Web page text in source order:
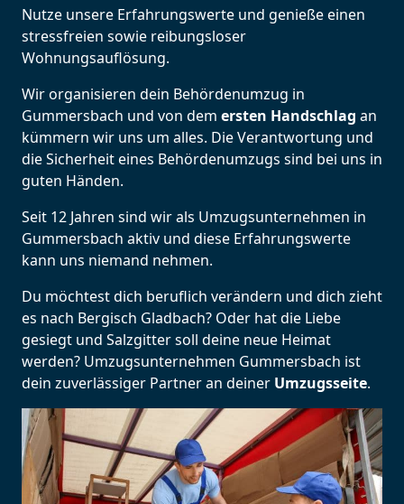
Nutze unsere Erfahrungswerte und genieße einen
stressfreien sowie reibungsloser
Wohnungsauflösung.
Wir organisieren dein Behördenumzug in
Gummersbach und von dem ersten Handschlag an
kümmern wir uns um alles. Die Verantwortung und
die Sicherheit eines Behördenumzugs sind bei uns in
guten Händen.
Seit 12 Jahren sind wir als Umzugsunternehmen in
Gummersbach aktiv und diese Erfahrungswerte
kann uns niemand nehmen.
Du möchtest dich beruflich verändern und dich zieht
es nach Bergisch Gladbach? Oder hat die Liebe
gesiegt und Salzgitter soll deine neue Heimat
werden? Umzugsunternehmen Gummersbach ist
dein zuverlässiger Partner an deiner Umzugsseite.